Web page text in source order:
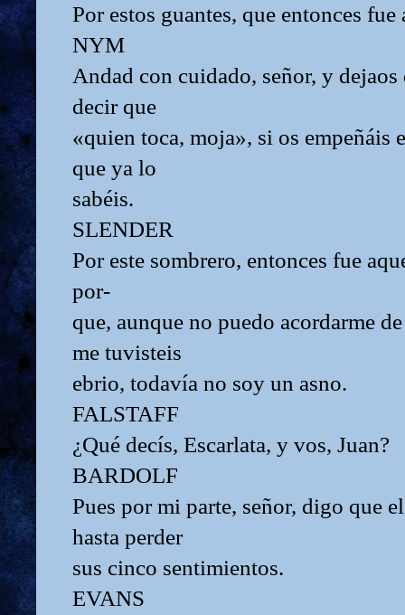
Por estos guantes, que entonces fue
NYM
Andad con cuidado, señor, y
decir que
«quien toca, moja», si os
que ya lo
sabéis.
SLENDER
Por este sombrero, entonces fue
por-
que, aunque no puedo acordarme
me tuvisteis
ebrio, todavía no soy un asno.
FALSTAFF
¿Qué decís, Escarlata, y vos, Juan?
BARDOLF
Pues por mi parte, señor, digo que
hasta perder
sus cinco sentimientos.
EVANS